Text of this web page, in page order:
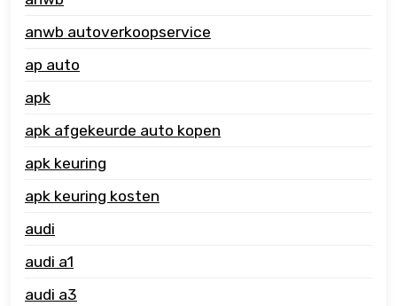
anwb autoverkoopservice
ap auto
apk
apk afgekeurde auto kopen
apk keuring
apk keuring kosten
audi
audi a1
audi a3